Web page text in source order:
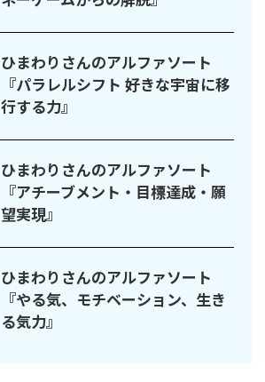
ひまわりさんのアルファソート
『パラレルシフト 好きな宇宙に移
行する力』
ひまわりさんのアルファソート
『アチーブメント・目標達成・願
望実現』
ひまわりさんのアルファソート
『やる気、モチベーション、生き
る気力』